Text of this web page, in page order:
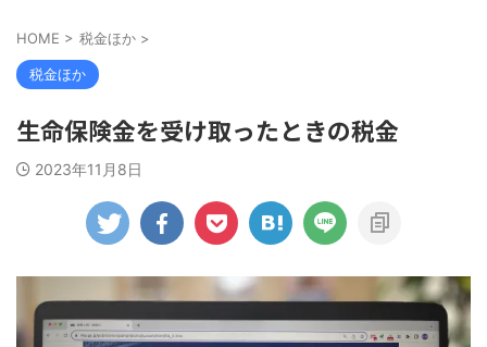
HOME > 税金ほか >
税金ほか
生命保険金を受け取ったときの税金
2023年11月8日